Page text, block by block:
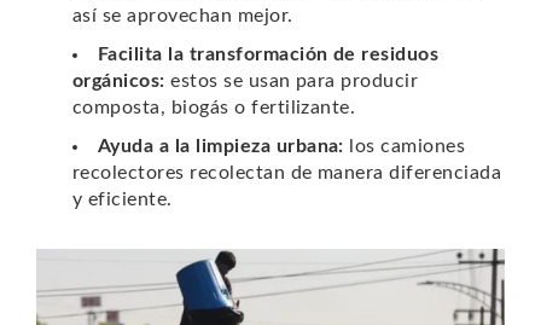
así se aprovechan mejor.
Facilita la transformación de residuos
orgánicos: estos se usan para producir
composta, biogás o fertilizante.
Ayuda a la limpieza urbana: los camiones
recolectores recolectan de manera diferenciada
y eficiente.